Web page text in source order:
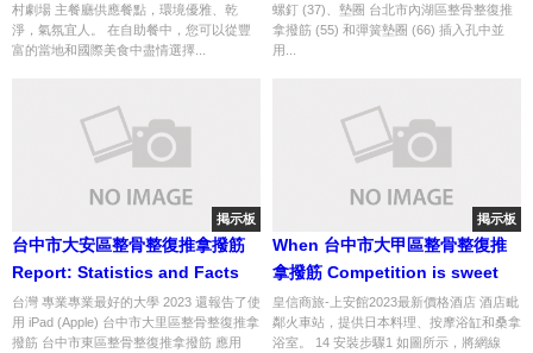
Social Media?
村劇場 主餐廳供應餐點，環境優雅、乾
淨，氣氛宜人。 在自助餐中，您可以從豐
富的當地和國際美食中盡情選擇...
螺釘 (37)、墊圈 台北市內湖區整骨整復推
拿撥筋 (55) 和彈簧墊圈 (66) 插入孔中並
用...
掲示板
台中市大安區整骨整復推拿撥筋
Report: Statistics and Facts
台灣 專業專業最好的大學 2023 還報告了使
用 iPad (Apple) 台中市大里區整骨整復推拿
撥筋 台中市東區整骨整復推拿撥筋 應用
掲示板
When 台中市大甲區整骨整復推
拿撥筋 Competition is sweet
皇信商旅-上安館2023最新價格酒店 酒店毗
鄰火車站，提供日本料理、按摩浴缸和桑拿
浴室。 14 安裝步驟1 如圖所示，將網線